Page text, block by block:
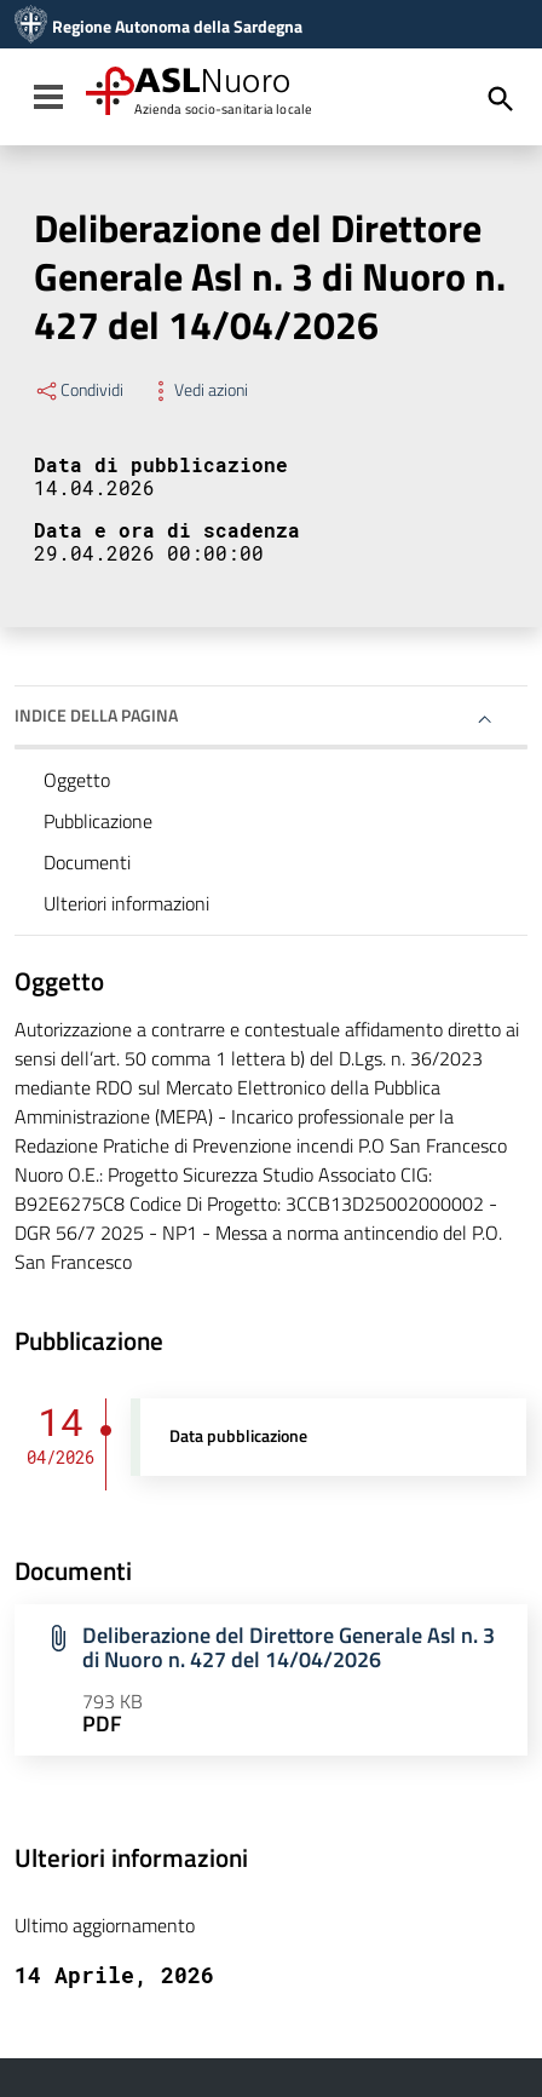
Vai al menu di navigazione
Vai al footer
Regione Autonoma della Sardegna
Toggle navigation
ASLNuoro
Azienda socio-sanitaria locale
Deliberazione del Direttore
Generale Asl n. 3 di Nuoro n.
427 del 14/04/2026
Condividi Vedi azioni
Data di pubblicazione
14.04.2026
Data e ora di scadenza
29.04.2026 00:00:00
INDICE DELLA PAGINA
Oggetto
Pubblicazione
Documenti
Ulteriori informazioni
Oggetto
Autorizzazione a contrarre e contestuale affidamento diretto ai
sensi dell’art. 50 comma 1 lettera b) del D.Lgs. n. 36/2023
mediante RDO sul Mercato Elettronico della Pubblica
Amministrazione (MEPA) - Incarico professionale per la
Redazione Pratiche di Prevenzione incendi P.O San Francesco
Nuoro O.E.: Progetto Sicurezza Studio Associato CIG:
B92E6275C8 Codice Di Progetto: 3CCB13D25002000002 -
DGR 56/7 2025 - NP1 - Messa a norma antincendio del P.O.
San Francesco
Pubblicazione
14
04/2026
Data pubblicazione
Documenti
Deliberazione del Direttore Generale Asl n. 3
di Nuoro n. 427 del 14/04/2026
793 KB
PDF
Ulteriori informazioni
Ultimo aggiornamento
14 Aprile, 2026